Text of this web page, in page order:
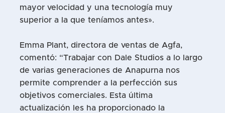
mayor velocidad y una tecnología muy
superior a la que teníamos antes».
Emma Plant, directora de ventas de Agfa,
comentó: “Trabajar con Dale Studios a lo largo
de varias generaciones de Anapurna nos
permite comprender a la perfección sus
objetivos comerciales. Esta última
actualización les ha proporcionado la